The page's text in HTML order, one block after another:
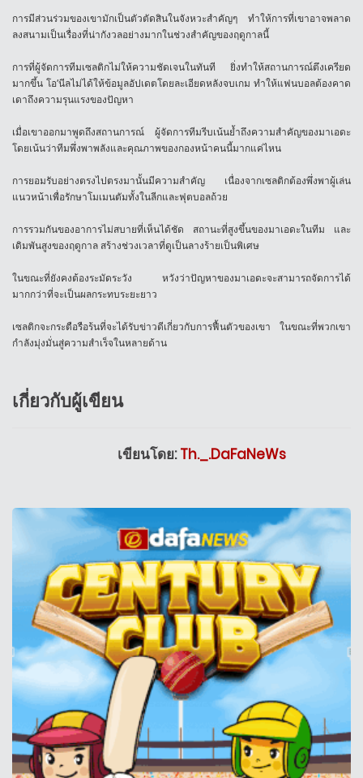
การมีส่วนร่วมของเขามักเป็นตัวตัดสินในจังหวะสำคัญๆ ทำให้การที่เขาอาจพลาด
ลงสนามเป็นเรื่องที่น่ากังวลอย่างมากในช่วงสำคัญของฤดูกาลนี้
การที่ผู้จัดการทีมเซลติกไม่ให้ความชัดเจนในทันที ยิ่งทำให้สถานการณ์ตึงเครียด
มากขึ้น โอ’นีลไม่ได้ให้ข้อมูลอัปเดตโดยละเอียดหลังจบเกม ทำให้แฟนบอลต้องคาด
เดาถึงความรุนแรงของปัญหา
เมื่อเขาออกมาพูดถึงสถานการณ์ ผู้จัดการทีมรีบเน้นย้ำถึงความสำคัญของมาเอดะ
โดยเน้นว่าทีมพึ่งพาพลังและคุณภาพของกองหน้าคนนี้มากแค่ไหน
การยอมรับอย่างตรงไปตรงมานั้นมีความสำคัญ เนื่องจากเซลติกต้องพึ่งพาผู้เล่น
แนวหน้าเพื่อรักษาโมเมนตัมทั้งในลีกและฟุตบอลถ้วย
การรวมกันของอาการไม่สบายที่เห็นได้ชัด สถานะที่สูงขึ้นของมาเอดะในทีม และ
เดิมพันสูงของฤดูกาล สร้างช่วงเวลาที่ดูเป็นลางร้ายเป็นพิเศษ
ในขณะที่ยังคงต้องระมัดระวัง หวังว่าปัญหาของมาเอดะจะสามารถจัดการได้
มากกว่าที่จะเป็นผลกระทบระยะยาว
เซลติกจะกระตือรือร้นที่จะได้รับข่าวดีเกี่ยวกับการฟื้นตัวของเขา ในขณะที่พวกเขา
กำลังมุ่งมั่นสู่ความสำเร็จในหลายด้าน
เกี่ยวกับผู้เขียน
เขียนโดย:Th._.DaFaNeWs